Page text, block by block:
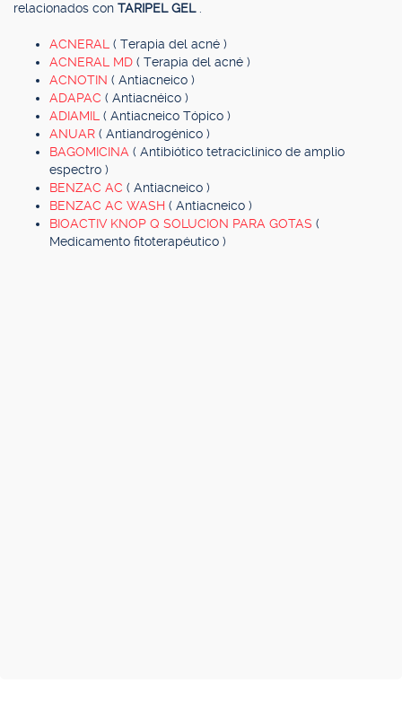
relacionados con TARIPEL GEL
ACNERAL ( Terapia del acné )
ACNERAL MD ( Terapia del acné )
ACNOTIN ( Antiacneico )
ADAPAC ( Antiacnéico )
ADIAMIL ( Antiacneico Tópico )
ANUAR ( Antiandrogénico )
BAGOMICINA ( Antibiótico tetraciclínico de amplio
espectro )
BENZAC AC ( Antiacneico )
BENZAC AC WASH ( Antiacneico )
BIOACTIV KNOP Q SOLUCION PARA GOTAS (
Medicamento fitoterapéutico )